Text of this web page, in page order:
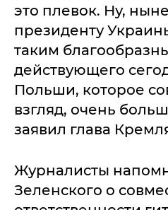
это плевок. Ну,
президенту
таким
действующего
Польши, которое
взгляд, очень
заявил глава
Журналисты
Зеленского о